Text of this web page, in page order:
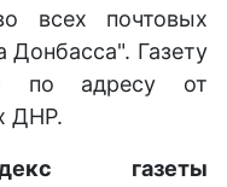
всех почтовых
Газету
по адресу от
ДНР.
газеты